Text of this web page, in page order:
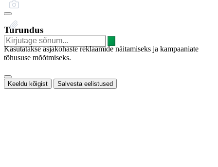
Turundus
Kasutatakse asjakohaste reklaamide näitamiseks ja kampaaniate
tõhususe mõõtmiseks.
Keeldu kõigist Salvesta eelistused